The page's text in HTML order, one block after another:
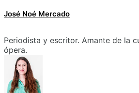
José Noé Mercado
Periodista y escritor. Amante de la
ópera.